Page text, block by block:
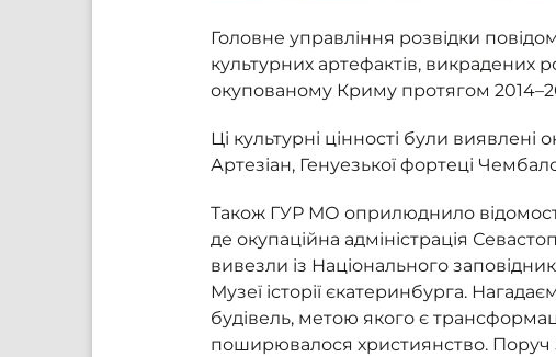
Головне управління розвідки
культурних артефактів, викрадених
окупованому Криму протягом
Ці культурні цінності були
Артезіан, Генуезької фортеці
Також ГУР МО оприлюднило
де окупаційна адміністрація
вивезли із Національного
Музеї історії єкатеринбурга.
будівель, метою якого є
поширювалося християнство. Поруч